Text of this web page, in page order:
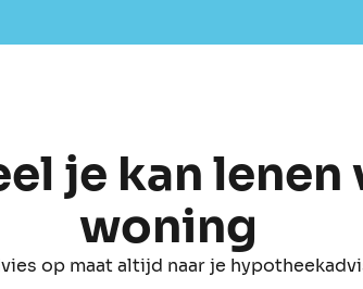
je kan
woning
op maat altijd naar je